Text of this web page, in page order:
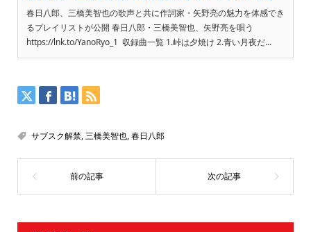
春日八郎、三橋美智也の歌声と共に作詞家・矢野亮の魅力を体感でき
るプレイリストが公開 春日八郎・三橋美智也、矢野亮を唄う
https://lnk.to/YanoRyo_1 収録曲一覧 1.峠は夕焼け 2.青い月夜だ...
サブスク解禁,三橋美智也,春日八郎